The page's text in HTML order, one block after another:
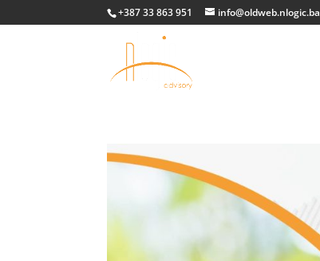
+387 33 863 951 info@oldweb.nlogic.ba